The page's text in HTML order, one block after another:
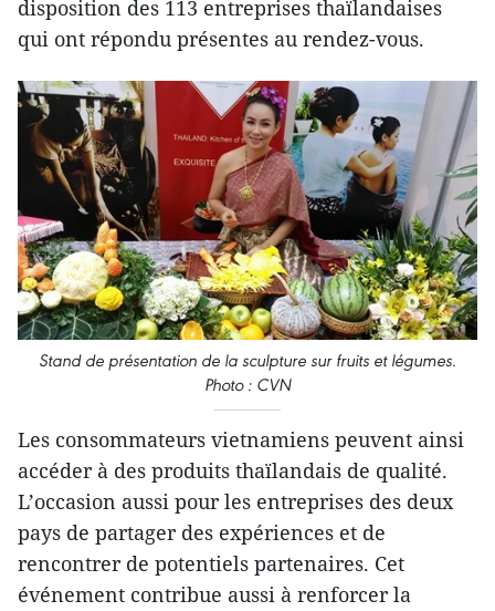
disposition des 113 entreprises thaïlandaises
qui ont répondu présentes au rendez-vous.
Stand de présentation de la sculpture sur fruits et légumes.
Photo : CVN
Les consommateurs vietnamiens peuvent ainsi
accéder à des produits thaïlandais de qualité.
L’occasion aussi pour les entreprises des deux
pays de partager des expériences et de
rencontrer de potentiels partenaires. Cet
événement contribue aussi à renforcer la